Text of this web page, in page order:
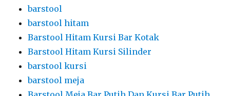
barstool
barstool hitam
Barstool Hitam Kursi Bar Kotak
Barstool Hitam Kursi Silinder
barstool kursi
barstool meja